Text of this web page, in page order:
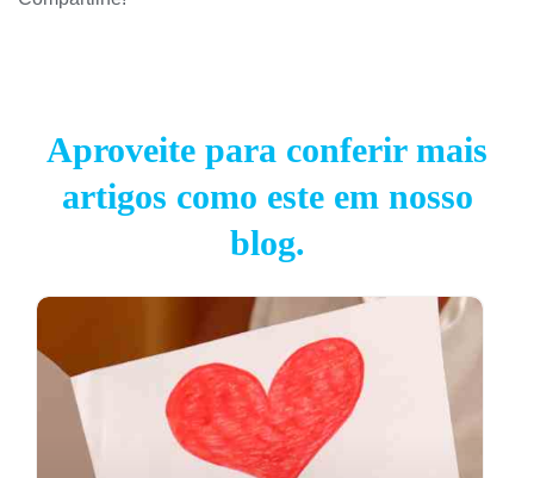
Aproveite para conferir mais
artigos como este em nosso
blog.